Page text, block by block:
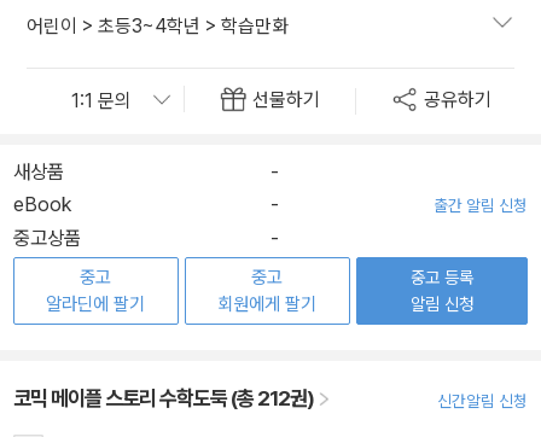
어린이 > 초등3~4학년 > 학습만화
선물하기 공유하기
새상품
-
eBook
- 출간 알림 신청
중고상품 -
중고
알라딘에 팔기
중고
회원에게 팔기
중고 등록
알림 신청
코믹 메이플 스토리 수학도둑 (총 212권) 신간알림 신청